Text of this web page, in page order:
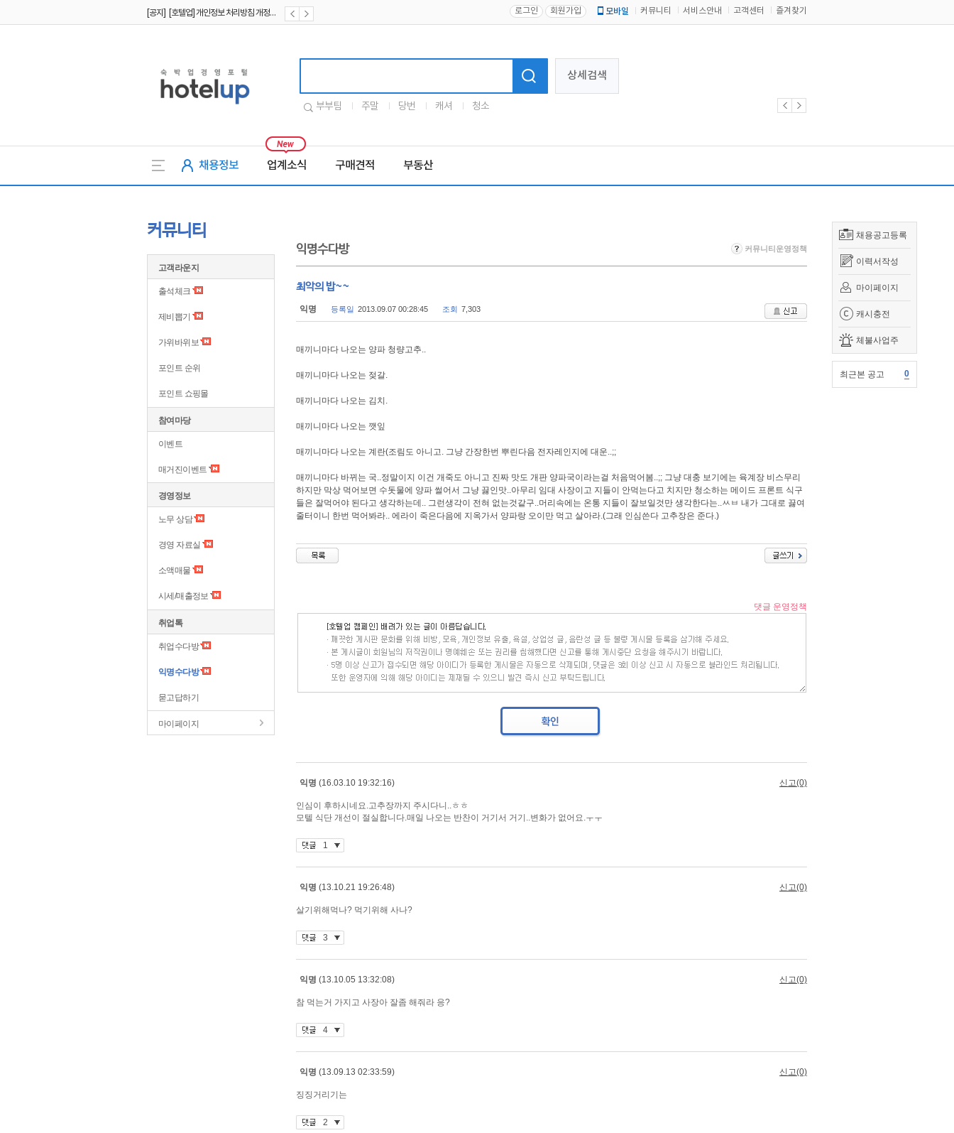
[공지] [호텔업] 유료서비스 이용약관 개정본2 (19.09.02) 로그인 회원가입 모바일 커뮤니티 서비스안내 고객센터 즐겨찾기
상세검색
부부팀 주말 당번 캐셔 청소
채용정보 업계소식 구매견적 부동산
채용공고등록
이력서작성
마이페이지
캐시충전
체불사업주
최근본 공고 0
커뮤니티
고객라운지
출석체크
제비뽑기
가위바위보
포인트 순위
포인트 쇼핑몰
참여마당
이벤트
매거진이벤트
경영정보
노무 상담
경영 자료실
소액매물
시세/매출정보
취업톡
취업수다방
익명수다방
묻고답하기
마이페이지
익명수다방 커뮤니티운영정책
최악의 밥~~
익명 등록일 2013.09.07 00:28:45 조회 7,303
매끼니마다 나오는 양파 청량고추..
매끼니마다 나오는 젖갈.
매끼니마다 나오는 김치.
매끼니마다 나오는 깻잎
매끼니마다 나오는 계란(조림도 아니고. 그냥 간장한번 뿌린다음 전자레인지에 대운..;;
매끼니마다 바뀌는 국..정말이지 이건 개죽도 아니고 진짜 맛도 개판 양파국이라는걸 처음먹어봄..;; 그냥 대충 보기에는 육계장 비스무리
하지만 막상 먹어보면 수돗물에 양파 썰어서 그냥 끓인맛..아무리 임대 사장이고 지들이 안먹는다고 치지만 청소하는 메이드 프론트 식구
들은 잘먹어야 된다고 생각하는데.. 그런생각이 전혀 없는것같구..머리속에는 온통 지들이 잘보일것만 생각한다는..ㅆㅂ 내가 그대로 끓여
줄터이니 한번 먹어봐라.. 에라이 죽은다음에 지옥가서 양파랑 오이만 먹고 살아라.(그래 인심쓴다 고추장은 준다.)